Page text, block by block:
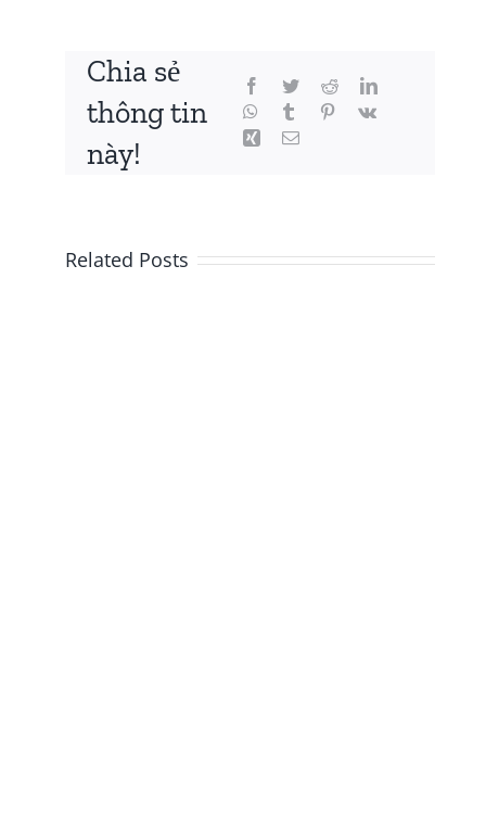
Chia sẻ
thông tin
này!
Related Posts